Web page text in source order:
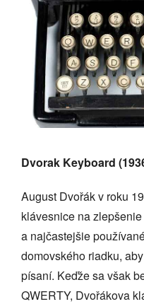
Dvorak Keyboard
August Dvořák v roku
klávesnice na
a najčastejšie
domovského riadku,
písaní. Keďže sa však
QWERTY, Dvořákova